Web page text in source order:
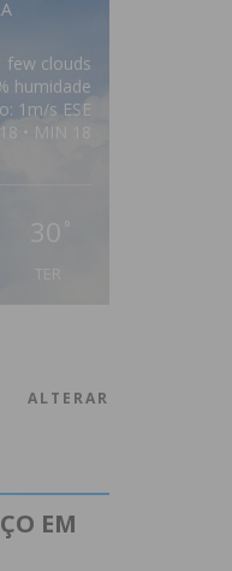
few clouds
humidade
1m/s ESE
• MIN 18
30 °
ALTERAR
EM